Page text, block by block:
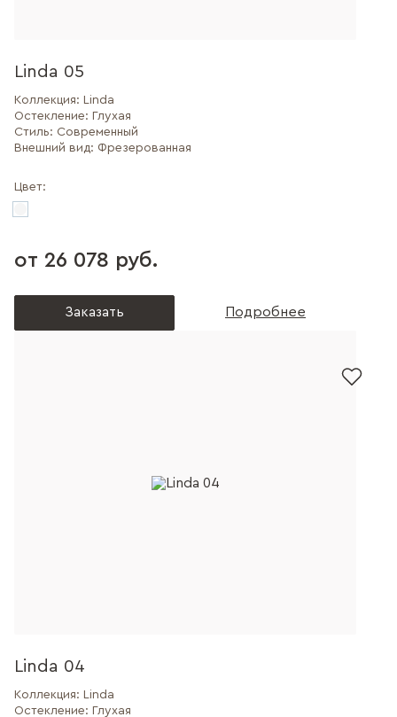
Linda 05
Коллекция: Linda
Остекление: Глухая
Стиль: Современный
Внешний вид: Фрезерованная
Цвет:
от 26 078 руб.
Заказать Подробнее
Linda 04
Коллекция: Linda
Остекление: Глухая